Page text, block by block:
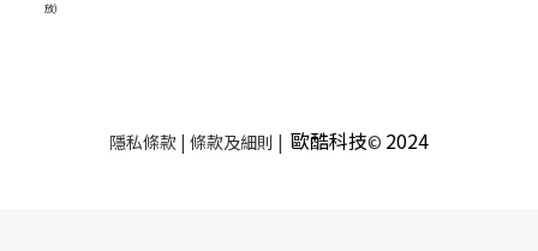
放)
隱私條款 | 條款及細則 | 歐酷科技© 2024